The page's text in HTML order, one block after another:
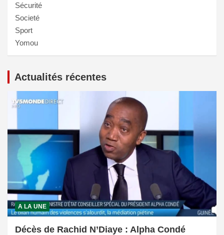
Sécurité
Societé
Sport
Yomou
Actualités récentes
A LA UNE
Décès de Rachid N’Diaye : Alpha Condé